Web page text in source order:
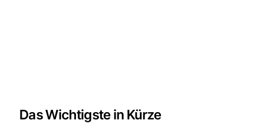
Das Wichtigste in Kürze